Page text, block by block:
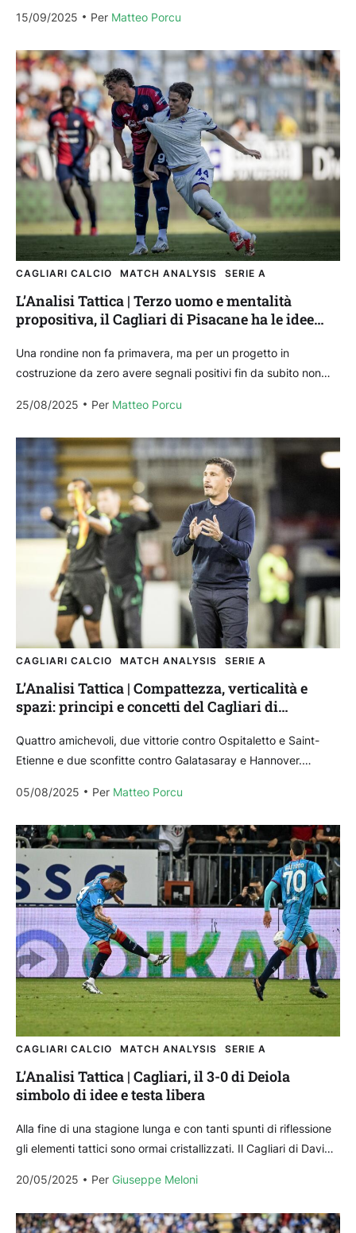
15/09/2025
Per Matteo Porcu
CAGLIARI CALCIO MATCH ANALYSIS SERIE A
L’Analisi Tattica | Terzo uomo e mentalità
propositiva, il Cagliari di Pisacane ha le idee
Una rondine non fa primavera, ma per un progetto in
costruzione da zero avere segnali positivi fin da subito non
25/08/2025
Per Matteo Porcu
CAGLIARI CALCIO MATCH ANALYSIS SERIE A
L’Analisi Tattica | Compattezza, verticalità e
spazi: principi e concetti del Cagliari di
Quattro amichevoli, due vittorie contro Ospitaletto e Saint-
Etienne e due sconfitte contro Galatasaray e Hannover.
transizione: il Cagliari di Fabio...
05/08/2025 Per Matteo Porcu
CAGLIARI CALCIO MATCH ANALYSIS SERIE A
L’Analisi Tattica | Cagliari, il 3-0 di Deiola
simbolo di idee e testa libera
Alla fine di una stagione lunga e con tanti spunti di riflessione
gli elementi tattici sono ormai cristallizzati. Il Cagliari di Davide
20/05/2025
Per Giuseppe Meloni